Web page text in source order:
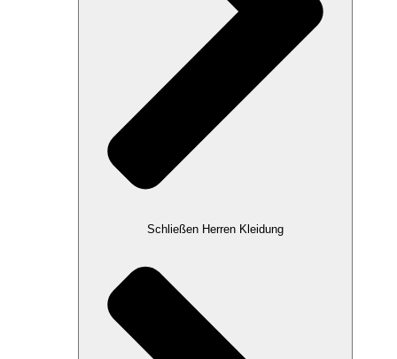
Schließen Herren Kleidung